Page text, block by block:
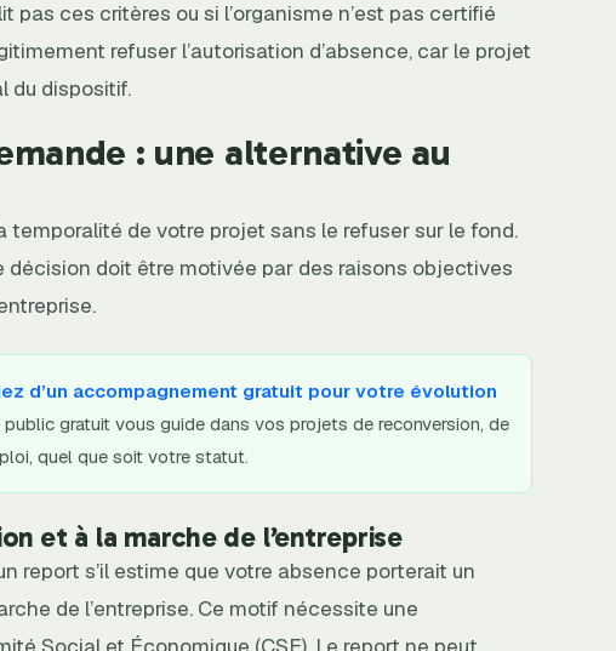
pas ces critères ou si l’organisme n’est pas certifié
refuser l’autorisation d’absence, car le projet
du dispositif.
: une alternative au
temporalité de votre projet sans le refuser sur le fond.
décision doit être motivée par des raisons objectives
d’un accompagnement gratuit pour votre évolution
gratuit vous guide dans vos projets de reconversion, de
quel que soit votre statut.
et à la marche de l’entreprise
report s’il estime que votre absence porterait un
de l’entreprise. Ce motif nécessite une